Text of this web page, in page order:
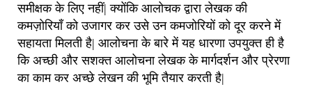
समीक्षक के लिए नहीं| क्योंकि आलोचक द्वारा लेखक की
कमज़ोरियाँ को उजागर कर उसे उन कमजोरियों को दूर करने में
सहायता मिलती है| आलोचना के बारे में यह धारणा उपयुक्त ही है
कि अच्छी और सशक्त आलोचना लेखक के मार्गदर्शन और प्रेरणा
का काम कर अच्छे लेखन की भूमि तैयार करती है|